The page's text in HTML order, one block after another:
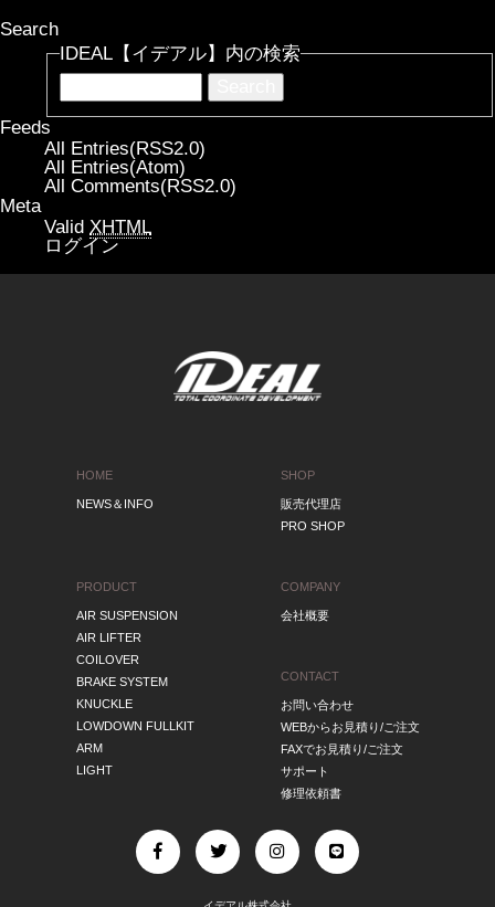
Search
IDEAL【イデアル】内の検索
Feeds
All Entries(RSS2.0)
All Entries(Atom)
All Comments(RSS2.0)
Meta
Valid XHTML
ログイン
HOME
NEWS＆INFO
PRODUCT
AIR SUSPENSION
AIR LIFTER
COILOVER
BRAKE SYSTEM
KNUCKLE
LOWDOWN FULLKIT
ARM
LIGHT
SHOP
販売代理店
PRO SHOP
COMPANY
会社概要
CONTACT
お問い合わせ
WEBからお見積り/ご注文
FAXでお見積り/ご注文
サポート
修理依頼書